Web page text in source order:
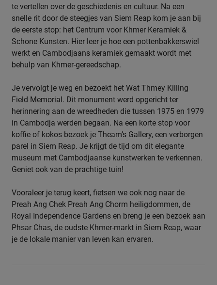
te vertellen over de geschiedenis en cultuur. Na een
snelle rit door de steegjes van Siem Reap kom je aan bij
de eerste stop: het Centrum voor Khmer Keramiek &
Schone Kunsten. Hier leer je hoe een pottenbakkerswiel
werkt en Cambodjaans keramiek gemaakt wordt met
behulp van Khmer-gereedschap.
Je vervolgt je weg en bezoekt het Wat Thmey Killing
Field Memorial. Dit monument werd opgericht ter
herinnering aan de wreedheden die tussen 1975 en 1979
in Cambodja werden begaan. Na een korte stop voor
koffie of kokos bezoek je Theam’s Gallery, een verborgen
parel in Siem Reap. Je krijgt de tijd om dit elegante
museum met Cambodjaanse kunstwerken te verkennen.
Geniet ook van de prachtige tuin!
Vooraleer je terug keert, fietsen we ook nog naar de
Preah Ang Chek Preah Ang Chorm heiligdommen, de
Royal Independence Gardens en breng je een bezoek aan
Phsar Chas, de oudste Khmer-markt in Siem Reap, waar
je de lokale manier van leven kan ervaren.